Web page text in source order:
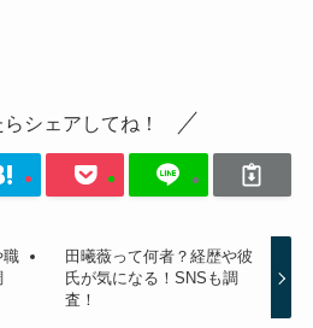
シェアしてね！
職
田曦薇って何者？経歴や彼
氏が気になる！SNSも調
査！